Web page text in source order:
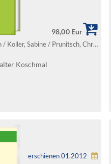
98,00 Eur
Hanshew, Kenneth / Koller, Sabine / Prunitsch, Christian (Hg.)
Koschmal
erschienen 01.2012